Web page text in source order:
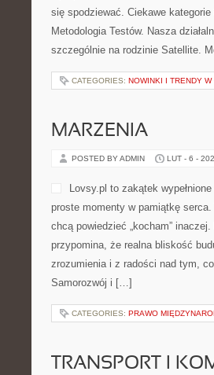
się spodziewać. Ciekawe
Metodologia Testów. Nasza
szczególnie na rodzinie Satellite.
CATEGORIES: NOWINKI I TRENDY W
MARZENIA
POSTED BY ADMIN LUT - 6 -
Lovsy.pl to zakątek
proste momenty w pamiątkę
chcą powiedzieć „kocham”
przypomina, że realna bliskość
zrozumienia i z radości nad tym,
Samorozwój i […]
CATEGORIES: PRAWO
TRANSPORT I